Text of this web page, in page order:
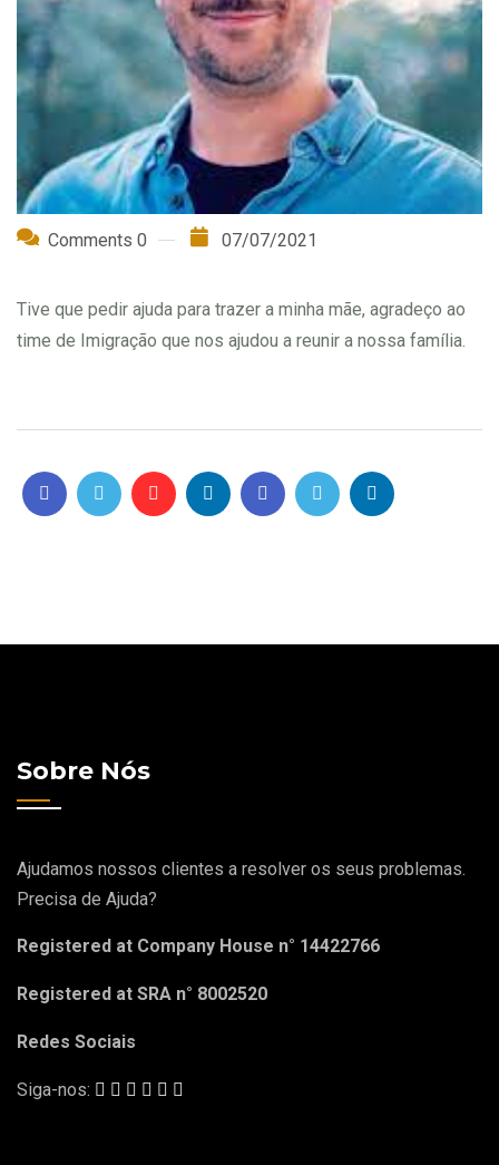
Comments 0 07/07/2021
Tive que pedir ajuda para trazer a minha mãe, agradeço ao
time de Imigração que nos ajudou a reunir a nossa família.
Sobre Nós
Ajudamos nossos clientes a resolver os seus problemas.
Precisa de Ajuda?
Registered at Company House n° 14422766
Registered at SRA n° 8002520
Redes Sociais
Siga-nos: